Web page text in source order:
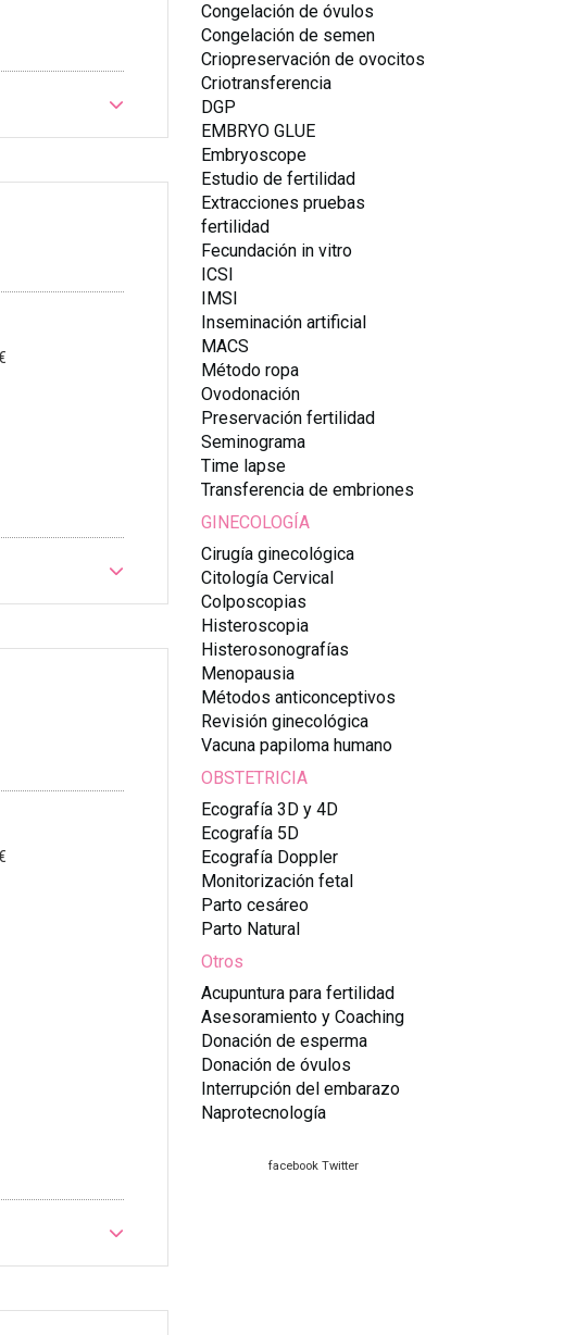
Congelación de óvulos
Congelación de semen
Criopreservación de ovocitos
Criotransferencia
DGP
EMBRYO GLUE
Embryoscope
Estudio de fertilidad
Extracciones pruebas
fertilidad
Fecundación in vitro
ICSI
IMSI
Inseminación artificial
MACS
Método ropa
Ovodonación
Preservación fertilidad
Seminograma
Time lapse
Transferencia de embriones
GINECOLOGÍA
Cirugía ginecológica
Citología Cervical
Colposcopias
Histeroscopia
Histerosonografías
Menopausia
Métodos anticonceptivos
Revisión ginecológica
Vacuna papiloma humano
OBSTETRICIA
Ecografía 3D y 4D
Ecografía 5D
Ecografía Doppler
Monitorización fetal
Parto cesáreo
Parto Natural
Otros
Acupuntura para fertilidad
Asesoramiento y Coaching
Donación de esperma
Donación de óvulos
Interrupción del embarazo
Naprotecnología
facebook Twitter